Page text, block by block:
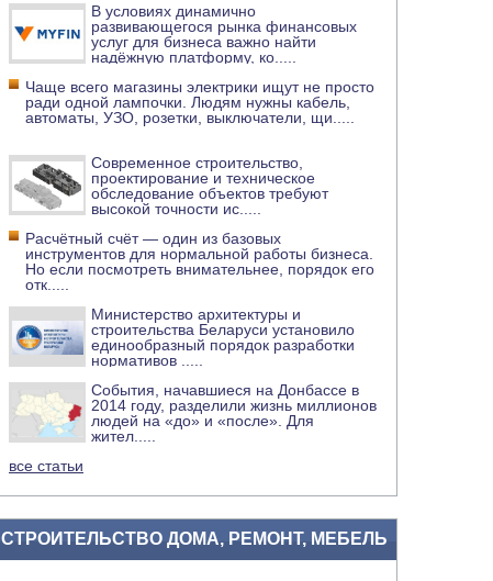
В условиях динамично
развивающегося рынка финансовых
услуг для бизнеса важно найти
надёжную платформу, ко
Чаще всего магазины электрики ищут не просто
ради одной лампочки. Людям нужны кабель,
автоматы, УЗО, розетки, выключатели, щи
Современное строительство,
проектирование и техническое
обследование объектов требуют
высокой точности ис
Расчётный счёт — один из базовых
инструментов для нормальной работы бизнеса.
Но если посмотреть внимательнее, порядок его
отк
Министерство архитектуры и
строительства Беларуси установило
единообразный порядок разработки
нормативов
События, начавшиеся на Донбассе в
2014 году, разделили жизнь миллионов
людей на «до» и «после». Для
жител
все статьи
СТРОИТЕЛЬСТВО ДОМА, РЕМОНТ, МЕБЕЛЬ